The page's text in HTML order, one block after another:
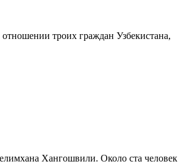
троих граждан Узбекистана,
Хангошвили. Около ста человек